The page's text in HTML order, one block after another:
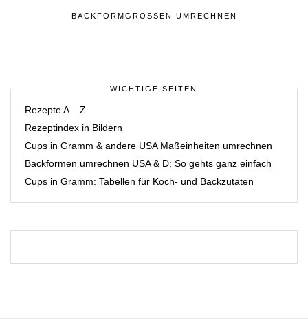
BACKFORMGRÖSSEN UMRECHNEN
WICHTIGE SEITEN
Rezepte A – Z
Rezeptindex in Bildern
Cups in Gramm & andere USA Maßeinheiten umrechnen
Backformen umrechnen USA & D: So gehts ganz einfach
Cups in Gramm: Tabellen für Koch- und Backzutaten